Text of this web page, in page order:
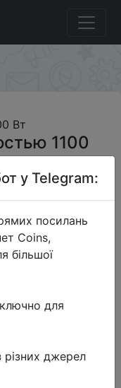
дрель
1100
у Telegram:
посилань
Coins,
більшої
для
джерел